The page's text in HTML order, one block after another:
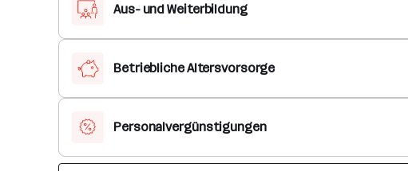
Aus- und Weiterbildung
Betriebliche Altersvorsorge
Personalvergünstigungen